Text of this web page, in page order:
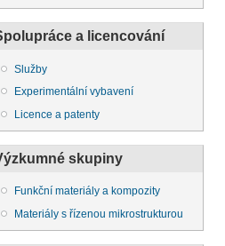
a licencování
Služby
Experimentální vybavení
Licence a patenty
skupiny
Funkční materiály a kompozity
Materiály s řízenou mikrostrukturou